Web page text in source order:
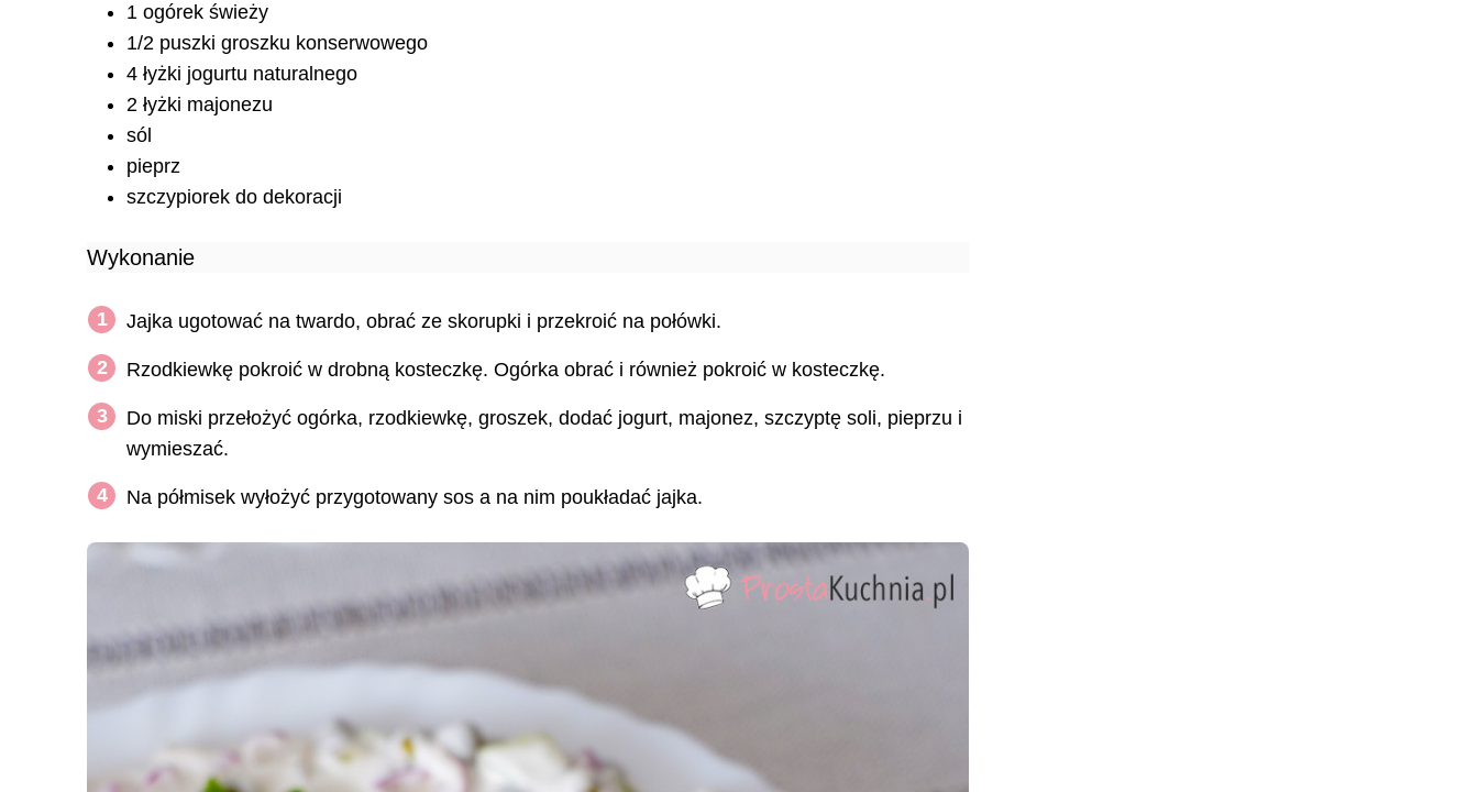
1 ogórek świeży
1/2 puszki groszku konserwowego
4 łyżki jogurtu naturalnego
2 łyżki majonezu
sól
pieprz
szczypiorek do dekoracji
Wykonanie
Jajka ugotować na twardo, obrać ze skorupki i przekroić na połówki.
Rzodkiewkę pokroić w drobną kosteczkę. Ogórka obrać i również pokroić w kosteczkę.
Do miski przełożyć ogórka, rzodkiewkę, groszek, dodać jogurt, majonez, szczyptę soli, pieprzu i
wymieszać.
Na półmisek wyłożyć przygotowany sos a na nim poukładać jajka.